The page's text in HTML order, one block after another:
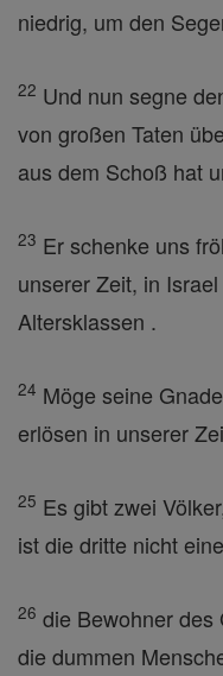
niedrig, um den
22 Und nun segne
von großen Taten
aus dem Schoß hat
23 Er schenke uns
unserer Zeit, in
Altersklassen .
24 Möge seine
erlösen in unserer
25 Es gibt zwei
ist die dritte nicht
26 die Bewohner des
die dummen